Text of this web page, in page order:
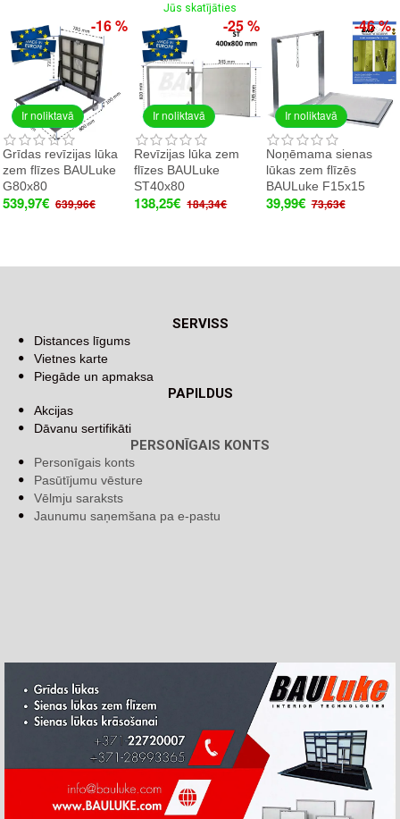
Jūs skatījāties
Ir noliktavā
-16 %
Grīdas revīzijas lūka
zem flīzes BAULuke
G80x80
539,97€ 639,96€
Ir noliktavā
-25 %
Revīzijas lūka zem
flīzes BAULuke
ST40x80
138,25€ 184,34€
Ir noliktavā
-46 %
Noņēmama sienas
lūkas zem flīzēs
BAULuke F15x15
39,99€ 73,63€
SERVISS
Distances līgums
Vietnes karte
Piegāde un apmaksa
PAPILDUS
Akcijas
Dāvanu sertifikāti
PERSONĪGAIS KONTS
Personīgais konts
Pasūtījumu vēsture
Vēlmju saraksts
Jaunumu saņemšana pa e-pastu